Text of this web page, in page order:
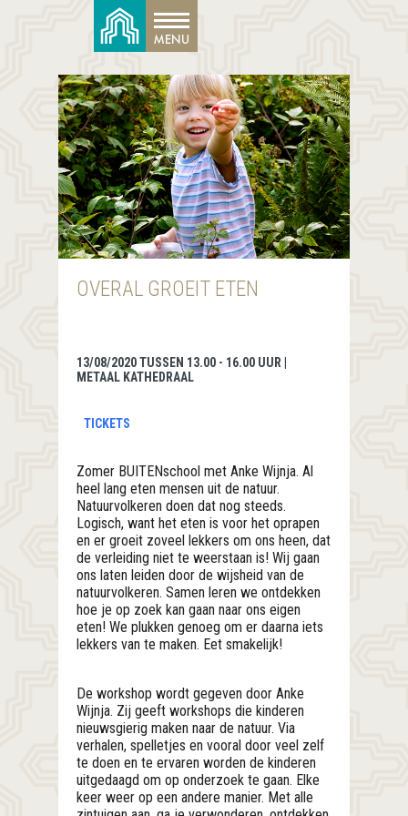
OVERAL GROEIT ETEN
13/08/2020 TUSSEN 13.00 - 16.00 UUR |
METAAL KATHEDRAAL
TICKETS
Zomer BUITENschool met Anke Wijnja. Al
heel lang eten mensen uit de natuur.
Natuurvolkeren doen dat nog steeds.
Logisch, want het eten is voor het oprapen
en er groeit zoveel lekkers om ons heen, dat
de verleiding niet te weerstaan is! Wij gaan
ons laten leiden door de wijsheid van de
natuurvolkeren. Samen leren we ontdekken
hoe je op zoek kan gaan naar ons eigen
eten! We plukken genoeg om er daarna iets
lekkers van te maken. Eet smakelijk!
De workshop wordt gegeven door Anke
Wijnja. Zij geeft workshops die kinderen
nieuwsgierig maken naar de natuur. Via
verhalen, spelletjes en vooral door veel zelf
te doen en te ervaren worden de kinderen
uitgedaagd om op onderzoek te gaan. Elke
keer weer op een andere manier. Met alle